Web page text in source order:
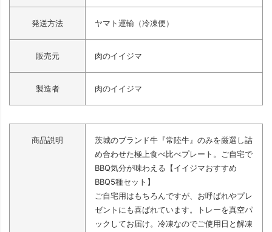
発送方法 ヤマト運輸（冷凍便）
販売元 肉のイイジマ
製造者 肉のイイジマ
商品説明
茨城のブランド牛『常陸牛』のみを厳選し詰
め合わせた極上食べ比べプレート。ご自宅で
BBQ気分が味わえる【イイジマおすすめ
BBQ5種セット】
ご自宅用はもちろんですが、お呼ばれやプレ
ゼントにも喜ばれています。トレーを真空パ
ックしてお届け。冷凍なのでご使用日と解凍